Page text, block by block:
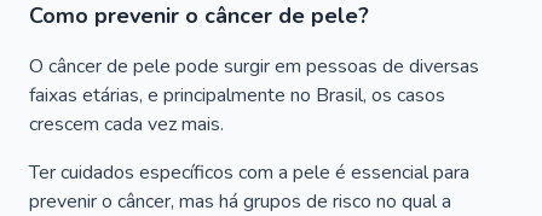
Como prevenir o câncer de pele?
O câncer de pele pode surgir em pessoas de diversas
faixas etárias, e principalmente no Brasil, os casos
crescem cada vez mais.
Ter cuidados específicos com a pele é essencial para
prevenir o câncer, mas há grupos de risco no qual a